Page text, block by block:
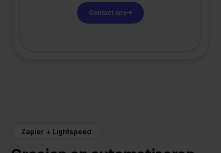
Contact ons
Zapier + Lightspeed